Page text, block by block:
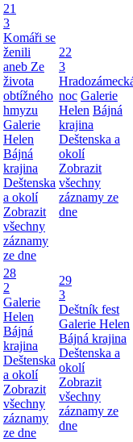
21
3
Komáři se
ženili
aneb Ze
života
obtížného
hmyzu
Galerie
Helen
Bájná
krajina
Deštenska
a okolí
Zobrazit
všechny
záznamy
ze dne
22
3
noc Galerie
Helen Bájná
krajina
Deštenska a
okolí
Zobrazit
všechny
záznamy ze
dne
28
2
Galerie
Helen
Bájná
krajina
Deštenska
a okolí
Zobrazit
všechny
záznamy
ze dne
29
3
Deštník fest
Galerie Helen
Bájná krajina
Deštenska a
okolí
Zobrazit
všechny
záznamy ze
dne